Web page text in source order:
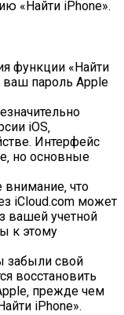
«Найти iPhone».
функции «Найти
ваш пароль Apple
iOS‚
Интерфейс
но основные
внимание‚ что
iCloud.com может
вашей учетной
к этому
забыли свой
восстановить
прежде чем
iPhone».